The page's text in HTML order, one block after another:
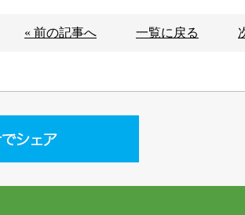
« 前の記事へ 一覧に戻る